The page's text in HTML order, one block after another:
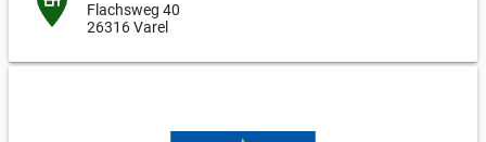
Flachsweg 40
26316 Varel